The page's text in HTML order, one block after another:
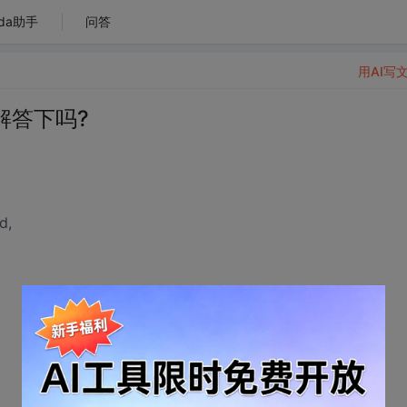
助手 问答
答下吗?
用AI写